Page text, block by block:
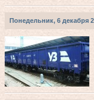
Понедельник, 6 декабря